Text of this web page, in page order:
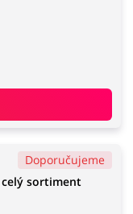
Doporučujeme
celý sortiment